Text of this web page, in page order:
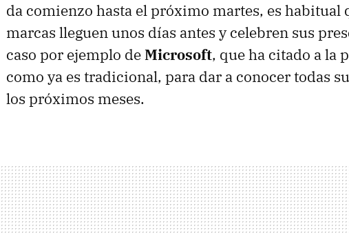
da comienzo hasta el próximo martes, es habitual
marcas lleguen unos días antes y celebren sus
caso por ejemplo deMicrosoft, que ha citado a la
como ya es tradicional, para dar a conocer todas
los próximos meses.